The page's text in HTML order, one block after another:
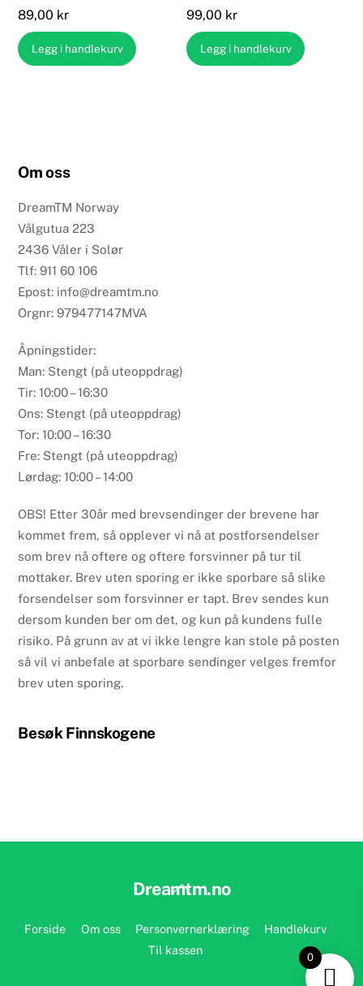
89,00 kr
Legg i handlekurv
99,00 kr
Legg i handlekurv
Om oss
DreamTM Norway
Vålgutua 223
2436 Våler i Solør
Tlf: 911 60 106
Epost: info@dreamtm.no
Orgnr: 979477147MVA
Åpningstider:
Man: Stengt (på uteoppdrag)
Tir: 10:00 – 16:30
Ons: Stengt (på uteoppdrag)
Tor: 10:00 – 16:30
Fre: Stengt (på uteoppdrag)
Lørdag: 10:00 – 14:00
OBS! Etter 30år med brevsendinger der brevene har
kommet frem, så opplever vi nå at postforsendelser
som brev nå oftere og oftere forsvinner på tur til
mottaker. Brev uten sporing er ikke sporbare så slike
forsendelser som forsvinner er tapt. Brev sendes kun
dersom kunden ber om det, og kun på kundens fulle
risiko. På grunn av at vi ikke lengre kan stole på posten
så vil vi anbefale at sporbare sendinger velges fremfor
brev uten sporing.
Besøk Finnskogene
Back
Top
Dreamtm.no
Forside Om oss Personvernerklæring
Handlekurv
Til kassen
0